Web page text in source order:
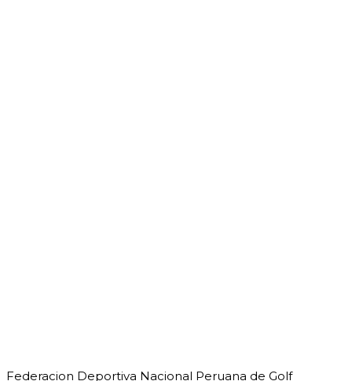
Federacion Deportiva Nacional Peruana de Golf